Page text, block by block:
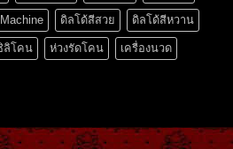
ดิลโด้สีสวย ดิลโด้สีหวาน
ลิโคน ห่วงรัดโคน เครื่องนวด